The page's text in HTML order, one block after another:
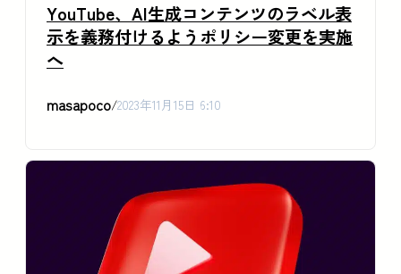
YouTube、AI生成コンテンツのラベル表
示を義務付けるようポリシー変更を実施
へ
masapoco/2023年11月15日 6:10